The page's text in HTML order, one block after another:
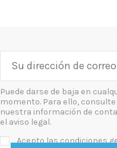
Puede darse de baja en
momento. Para ello, consulte
nuestra información de
el aviso legal.
Acepto las condiciones